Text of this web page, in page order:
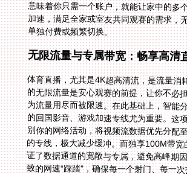
单独付费或频繁切换。
无限流量与专属带宽：畅享高清
体育直播，尤其是4K超高清流，是流量消
的无限流量是安心观赛的前提，让你不必担
为流量用尽而被限速。在此基础上，智能分
的回国影音、游戏加速专线尤为重要。这项
别你的网络活动，将视频流数据优先分配至
的专线，极大减少缓冲。而独享100M带宽
证了数据通道的宽敞与专属，避免高峰期因
致的网速“踩踏”，确保每一个射门、每一次